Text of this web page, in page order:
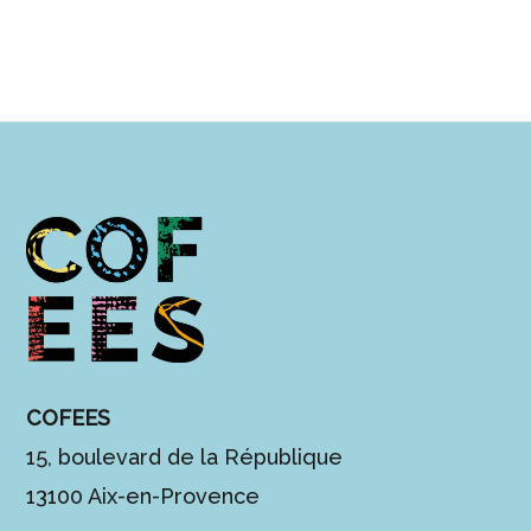
COFEES
15, boulevard de la République
13100 Aix-en-Provence